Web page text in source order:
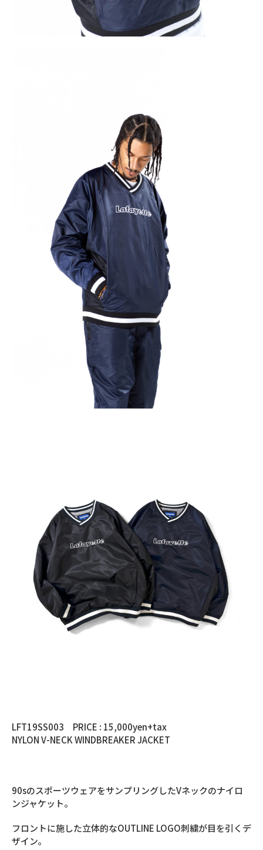
LFT19SS003 PRICE : 15,000yen+tax
NYLON V-NECK WINDBREAKER JACKET
90sのスポーツウェアをサンプリングしたVネックのナイロ
ンジャケット。
フロントに施した立体的なOUTLINE LOGO刺繍が目を引くデ
ザイン。